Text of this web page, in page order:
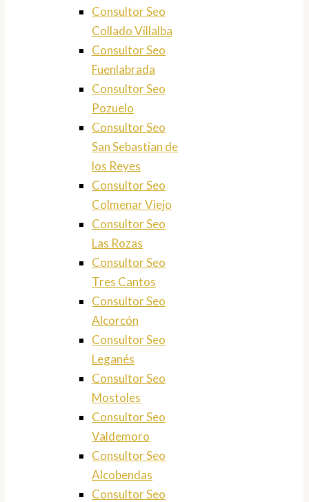
Consultor Seo
Collado Villalba
Consultor Seo
Fuenlabrada
Consultor Seo
Pozuelo
Consultor Seo
San Sebastian de
los Reyes
Consultor Seo
Colmenar Viejo
Consultor Seo
Las Rozas
Consultor Seo
Tres Cantos
Consultor Seo
Alcorcón
Consultor Seo
Leganés
Consultor Seo
Mostoles
Consultor Seo
Valdemoro
Consultor Seo
Alcobendas
Consultor Seo